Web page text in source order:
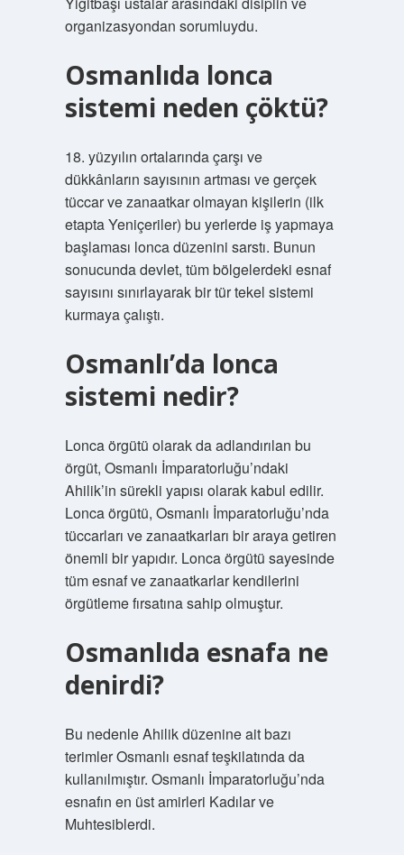
organizasyondan sorumluydu.
Osmanlıda lonca
sistemi neden çöktü?
18. yüzyılın ortalarında çarşı ve
dükkânların sayısının artması ve gerçek
tüccar ve zanaatkar olmayan kişilerin (ilk
etapta Yeniçeriler) bu yerlerde iş yapmaya
başlaması lonca düzenini sarstı. Bunun
sonucunda devlet, tüm bölgelerdeki esnaf
sayısını sınırlayarak bir tür tekel sistemi
kurmaya çalıştı.
Osmanlı’da lonca
sistemi nedir?
Lonca örgütü olarak da adlandırılan bu
örgüt, Osmanlı İmparatorluğu’ndaki
Ahilik’in sürekli yapısı olarak kabul edilir.
Lonca örgütü, Osmanlı İmparatorluğu’nda
tüccarları ve zanaatkarları bir araya getiren
önemli bir yapıdır. Lonca örgütü sayesinde
tüm esnaf ve zanaatkarlar kendilerini
örgütleme fırsatına sahip olmuştur.
Osmanlıda esnafa ne
denirdi?
Bu nedenle Ahilik düzenine ait bazı
terimler Osmanlı esnaf teşkilatında da
kullanılmıştır. Osmanlı İmparatorluğu’nda
esnafın en üst amirleri Kadılar ve
Muhtesiblerdi.